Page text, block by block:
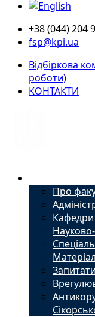
+38 (044) 204
fsp@kpi.ua
Відбіркова
роботи)
КОНТАКТИ
Про
Кафедри